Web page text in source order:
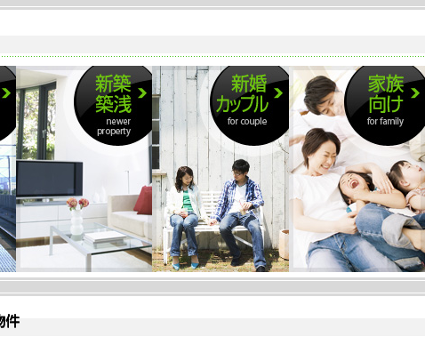
2026.06.25
間取：１ＳＬＤＫ（48.04㎡）
賃料：２２３，０００円
管理費：10,000円
2026.06.16
☆エキチカですが、静かな住環境で暮らせます。グリル付き2口
ガスキッチン。追い焚き付☆
最寄：中央線 三鷹駅 徒歩3分
間取：１Ｋ（25.06㎡）
賃料：１４０，０００円
管理費：10,000円
2026.06.13
☆DK-ZEH、太陽光発電システム採用。ネット無料で利用可能☆
最寄：西武新宿線 田無駅 徒歩18分
間取：２ＬＤＫ（58.06㎡）
賃料：１２２，５００円
管理費：5,000円